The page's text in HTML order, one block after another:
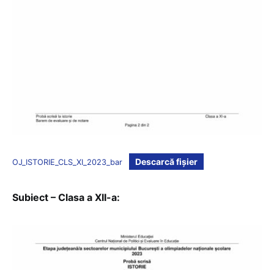
OJ_ISTORIE_CLS_XI_2023_bar Descarcă fișier
Subiect – Clasa a XII-a: